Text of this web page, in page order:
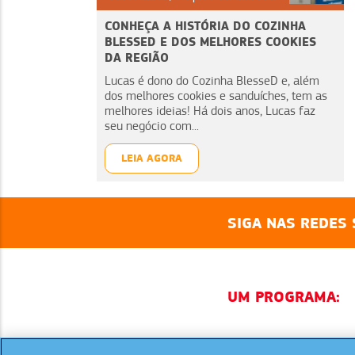
CONHEÇA A HISTÓRIA DO COZINHA
BLESSED E DOS MELHORES COOKIES
DA REGIÃO
Lucas é dono do Cozinha BlesseD e, além
dos melhores cookies e sanduíches, tem as
melhores ideias! Há dois anos, Lucas faz
seu negócio com...
LEIA AGORA
SIGA NAS REDES
UM PROGRAMA: